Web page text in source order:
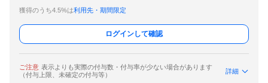
獲得のうち4.5%は利用先・期間限定
ログインして確認
ご注意 表示よりも実際の付与数・付与率が少ない場合があります
（付与上限、未確定の付与等）
詳細